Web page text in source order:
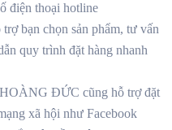
điện thoại hotline
bạn chọn sản phẩm, tư vấn
quy trình đặt hàng nhanh
ĐỨC cũng hỗ trợ đặt
xã hội như Facebook